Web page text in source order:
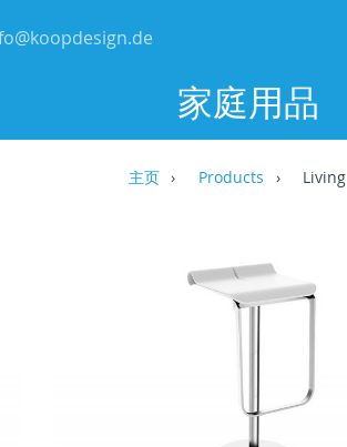
家庭用品
主页 Products Living